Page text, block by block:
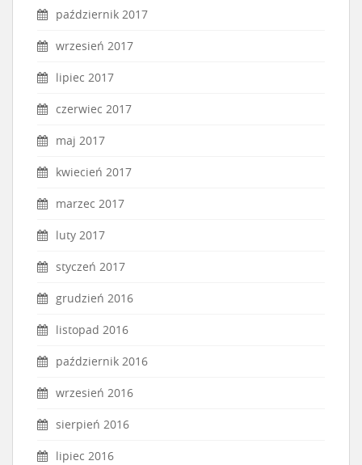
październik 2017
wrzesień 2017
lipiec 2017
czerwiec 2017
maj 2017
kwiecień 2017
marzec 2017
luty 2017
styczeń 2017
grudzień 2016
listopad 2016
październik 2016
wrzesień 2016
sierpień 2016
lipiec 2016